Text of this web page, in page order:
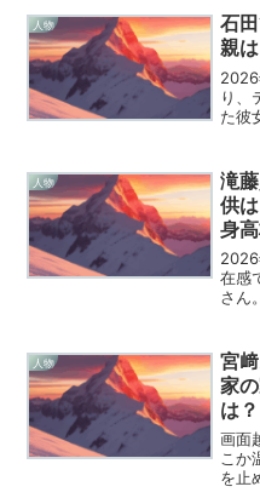
の魅
す。
人物
石
親
り、
た彼
りさ
と、
人物
滝
供
身
在感
さん
んな
て、
人物
宮
家
は
画面
こか
を止